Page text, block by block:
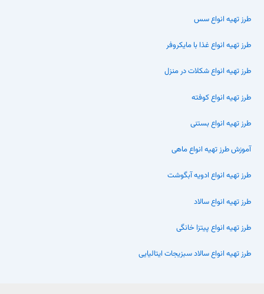
طرز تهیه انواع سس
طرز تهیه انواع غذا با مایکروفر
طرز تهیه انواع شکلات در منزل
طرز تهیه انواع کوفته
طرز تهیه انواع بستنی
آموزش طرز تهیه انواع ماهی
طرز تهیه انواع ادویه آبگوشت
طرز تهیه انواع سالاد
طرز تهیه انواع پیتزا خانگی
طرز تهیه انواع سالاد سبزیجات ایتالیایی